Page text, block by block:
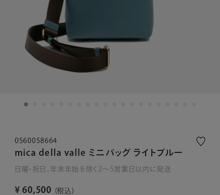
0560058664
mica della valle ミニバッグ ライトブルー
日曜・祝日、年末年始を除く2～5営業日以内に発送
¥ 60,500
税込